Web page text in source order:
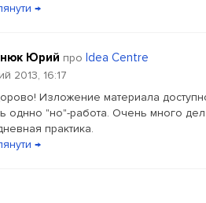
→
Юрий про Idea Centre
2013, 16:17
Изложение материала
однно "но"-работа. Очень много
практика.
→